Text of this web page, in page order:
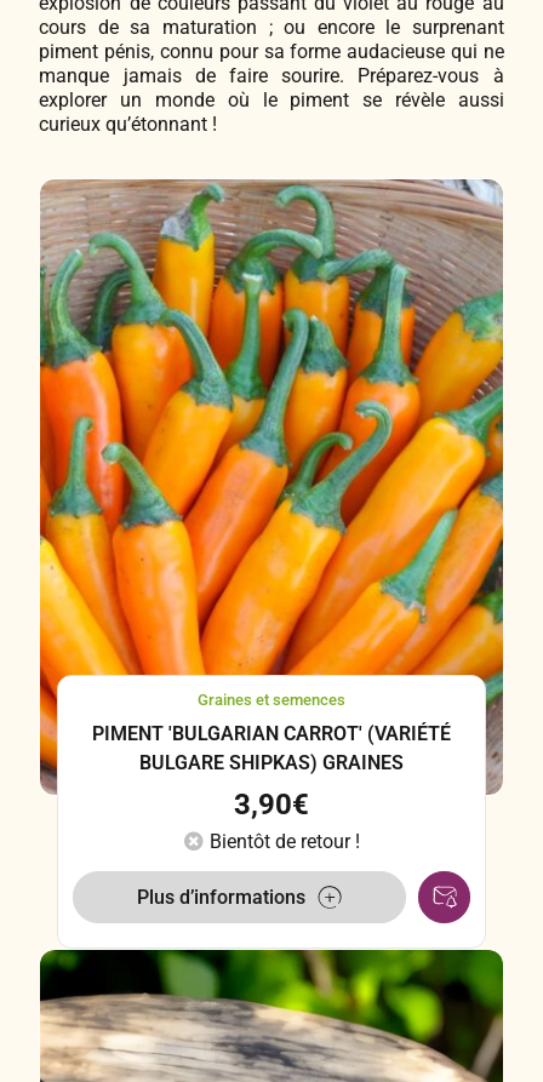
cours de sa maturation ; ou encore le surprenant
piment pénis, connu pour sa forme audacieuse qui ne
manque jamais de faire sourire. Préparez-vous à
explorer un monde où le piment se révèle aussi
curieux qu’étonnant !
Graines et semences
PIMENT 'BULGARIAN CARROT' (VARIÉTÉ
BULGARE SHIPKAS) GRAINES
3,90€
Bientôt de retour !
Plus d’informations